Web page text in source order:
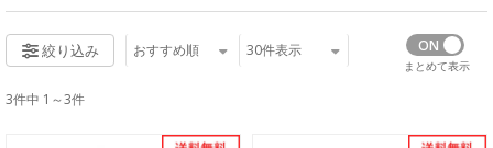
絞り込み おすすめ順 30件表示
まとめて表示
3件中 1～3件